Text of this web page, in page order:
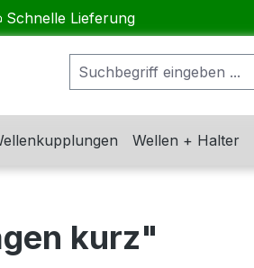
Schnelle Lieferung
Wellen + Halter
kurz"